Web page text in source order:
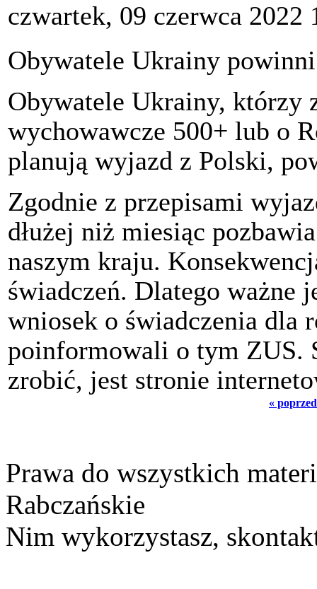
czwartek, 09 czerwca 2022
Obywatele Ukrainy
Obywatele Ukrainy, którzy
wychowawcze 500+ lub o
planują wyjazd z Polski,
Zgodnie z przepisami
dłużej niż miesiąc
naszym kraju.
świadczeń. Dlatego ważne
wniosek o świadczenia dla
poinformowali o tym ZUS.
zrobić, jest stronie
«
Prawa do wszystkich
Rabczańskie
Nim wykorzystasz,